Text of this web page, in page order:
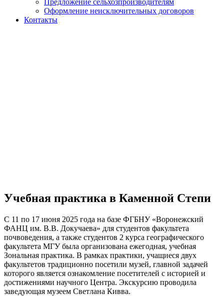
Предложение сельхозпроизводителям
Оформление неисключительных договоров
Контакты
Учебная практика в Каменной Степи
С 11 по 17 июня 2025 года на базе ФГБНУ «Воронежский
ФАНЦ им. В.В. Докучаева» для студентов факультета
почвоведения, а также студентов 2 курса географического
факультета МГУ была организована ежегодная, учебная
Зональная практика. В рамках практики, учащиеся двух
факультетов традиционно посетили музей, главной задачей
которого является ознакомление посетителей с историей и
достижениями научного Центра. Экскурсию проводила
заведующая музеем Светлана Кивва.